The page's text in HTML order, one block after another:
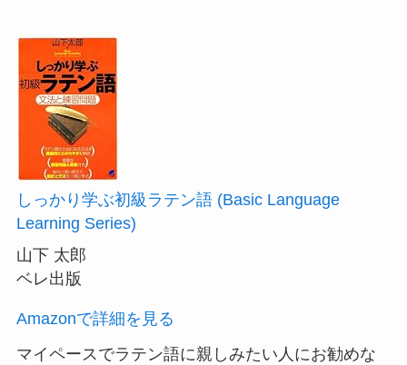
しっかり学ぶ初級ラテン語 (Basic Language
Learning Series)
山下 太郎
ベレ出版
Amazonで詳細を見る
マイペースでラテン語に親しみたい人にお勧めな